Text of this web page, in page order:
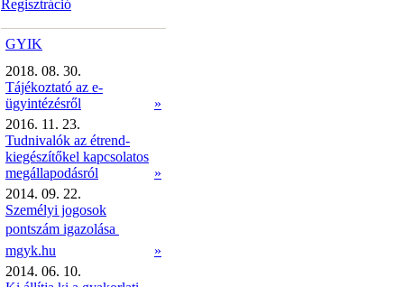
Regisztráció
GYIK
2018. 08. 30.
Tájékoztató az e-
ügyintézésről
»
2016. 11. 23.
Tudnivalók az étrend-
kiegészítőkel kapcsolatos
megállapodásról
»
2014. 09. 22.
Személyi jogosok
pontszám igazolása 
mgyk.hu
»
2014. 06. 10.